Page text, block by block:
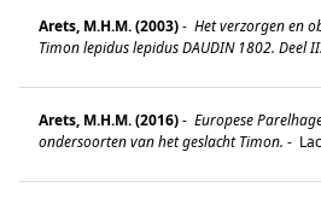
Arets, M.H.M. (2003)- Het verzorgen en
Timon lepidus lepidus DAUDIN 1802. Deel II.
Arets, M.H.M. (2016)- Europese
ondersoorten van het geslacht Timon. -